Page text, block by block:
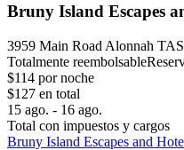
Bruny Island Escapes
3959 Main Road Alonnah TAS
Totalmente reembolsable
$114 por noche
$127 en total
15 ago. - 16 ago.
Total con impuestos y cargos
Bruny Island Escapes and